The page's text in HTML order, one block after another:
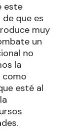
este
que es
muy
un
no
la
como
esté al